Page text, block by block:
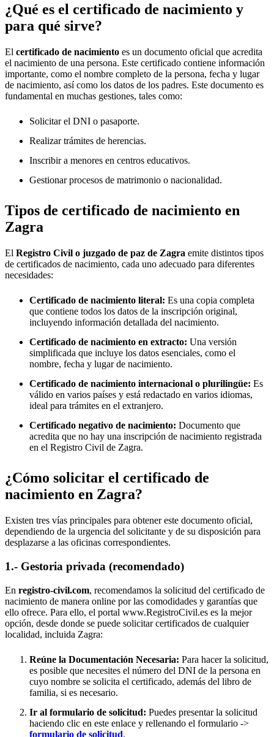
¿Qué es el certificado de nacimiento y
para qué sirve?
El certificado de nacimiento es un documento oficial que acredita
el nacimiento de una persona. Este certificado contiene información
importante, como el nombre completo de la persona, fecha y lugar
de nacimiento, así como los datos de los padres. Este documento es
fundamental en muchas gestiones, tales como:
Solicitar el DNI o pasaporte.
Realizar trámites de herencias.
Inscribir a menores en centros educativos.
Gestionar procesos de matrimonio o nacionalidad.
Tipos de certificado de nacimiento en
Zagra
El Registro Civil o juzgado de paz de Zagra emite distintos tipos
de certificados de nacimiento, cada uno adecuado para diferentes
necesidades:
Certificado de nacimiento literal: Es una copia completa
que contiene todos los datos de la inscripción original,
incluyendo información detallada del nacimiento.
Certificado de nacimiento en extracto: Una versión
simplificada que incluye los datos esenciales, como el
nombre, fecha y lugar de nacimiento.
Certificado de nacimiento internacional o plurilingüe: Es
válido en varios países y está redactado en varios idiomas,
ideal para trámites en el extranjero.
Certificado negativo de nacimiento: Documento que
acredita que no hay una inscripción de nacimiento registrada
en el Registro Civil de Zagra.
¿Cómo solicitar el certificado de
nacimiento en Zagra?
Existen tres vías principales para obtener este documento oficial,
dependiendo de la urgencia del solicitante y de su disposición para
desplazarse a las oficinas correspondientes.
1.- Gestoria privada (recomendado)
En registro-civil.com, recomendamos la solicitud del certificado de
nacimiento de manera online por las comodidades y garantías que
ello ofrece. Para ello, el portal www.RegistroCivil.es es la mejor
opción, desde donde se puede solicitar certificados de cualquier
localidad, incluida Zagra:
Reúne la Documentación Necesaria: Para hacer la solicitud,
es posible que necesites el número del DNI de la persona en
cuyo nombre se solicita el certificado, además del libro de
familia, si es necesario.
Ir al formulario de solicitud: Puedes presentar la solicitud
haciendo clic en este enlace y rellenando el formulario ->
formulario de solicitud.